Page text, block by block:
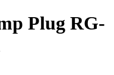
Plug RG-